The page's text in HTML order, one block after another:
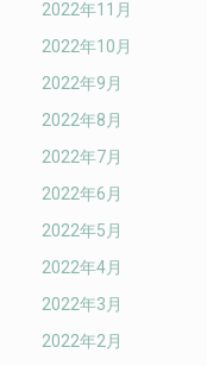
2022年11月
2022年10月
2022年9月
2022年8月
2022年7月
2022年6月
2022年5月
2022年4月
2022年3月
2022年2月